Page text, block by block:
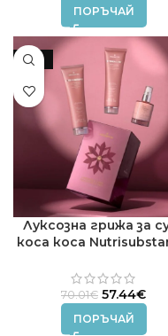
ПОРЪЧАЙ
-18%
Луксозна грижа за
коса коса
70.01€ Original
price
was:
57.44€
ПОРЪЧАЙ